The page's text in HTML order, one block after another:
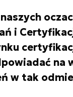
i
na
w tak